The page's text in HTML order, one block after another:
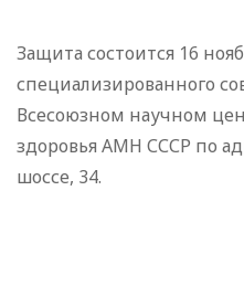
Защита состоится 16
специализированного
Всесоюзном научном
здоровья АМН СССР по
шоссе, 34.